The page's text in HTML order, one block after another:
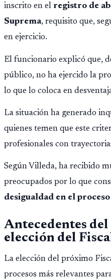
inscrito en el registro de
Suprema, requisito que,
en ejercicio.
El funcionario explicó que,
público, no ha ejercido la
lo que lo coloca en
La situación ha generado
quienes temen que este
profesionales con
Según Villeda, ha recibido
preocupados por lo que
desigualdad en el
Antecedentes del
elección del
La elección del próximo
procesos más relevantes